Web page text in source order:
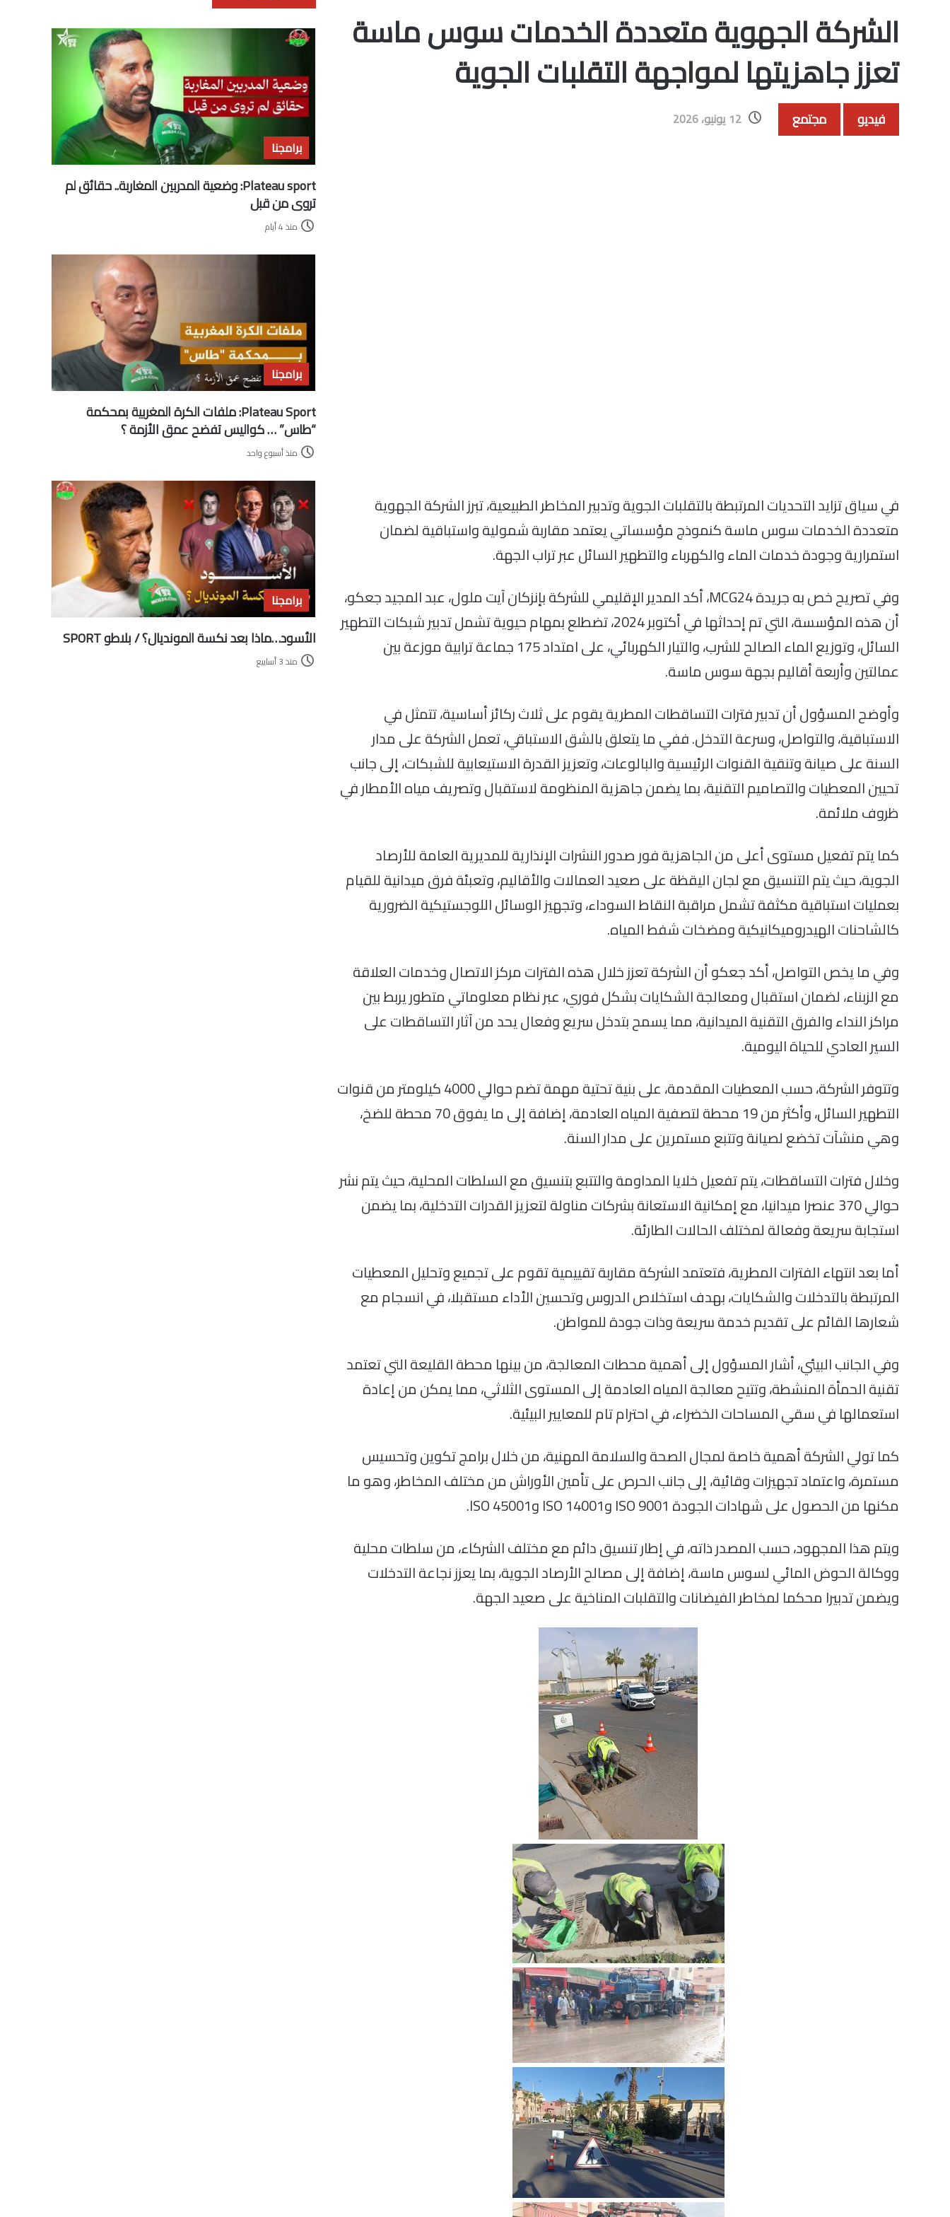
الشركة الجهوية متعددة الخدمات سوس ماسة
تعزز جاهزيتها لمواجهة التقلبات الجوية
فيديو مجتمع 12 يونيو، 2026
في سياق تزايد التحديات المرتبطة بالتقلبات الجوية وتدبير المخاطر الطبيعية، تبرز الشركة الجهوية
متعددة الخدمات سوس ماسة كنموذج مؤسساتي يعتمد مقاربة شمولية واستباقية لضمان
استمرارية وجودة خدمات الماء والكهرباء والتطهير السائل عبر تراب الجهة.
وفي تصريح خص به جريدة MCG24، أكد المدير الإقليمي للشركة بإنزكان آيت ملول، عبد المجيد جعكو،
أن هذه المؤسسة، التي تم إحداثها في أكتوبر 2024، تضطلع بمهام حيوية تشمل تدبير شبكات التطهير
السائل، وتوزيع الماء الصالح للشرب، والتيار الكهربائي، على امتداد 175 جماعة ترابية موزعة بين
عمالتين وأربعة أقاليم بجهة سوس ماسة.
وأوضح المسؤول أن تدبير فترات التساقطات المطرية يقوم على ثلاث ركائز أساسية، تتمثل في
الاستباقية، والتواصل، وسرعة التدخل. ففي ما يتعلق بالشق الاستباقي، تعمل الشركة على مدار
السنة على صيانة وتنقية القنوات الرئيسية والبالوعات، وتعزيز القدرة الاستيعابية للشبكات، إلى جانب
تحيين المعطيات والتصاميم التقنية، بما يضمن جاهزية المنظومة لاستقبال وتصريف مياه الأمطار في
ظروف ملائمة.
كما يتم تفعيل مستوى أعلى من الجاهزية فور صدور النشرات الإنذارية للمديرية العامة للأرصاد
الجوية، حيث يتم التنسيق مع لجان اليقظة على صعيد العمالات والأقاليم، وتعبئة فرق ميدانية للقيام
بعمليات استباقية مكثفة تشمل مراقبة النقاط السوداء، وتجهيز الوسائل اللوجستيكية الضرورية
كالشاحنات الهيدروميكانيكية ومضخات شفط المياه.
وفي ما يخص التواصل، أكد جعكو أن الشركة تعزز خلال هذه الفترات مركز الاتصال وخدمات العلاقة
مع الزبناء، لضمان استقبال ومعالجة الشكايات بشكل فوري، عبر نظام معلوماتي متطور يربط بين
مراكز النداء والفرق التقنية الميدانية، مما يسمح بتدخل سريع وفعال يحد من آثار التساقطات على
السير العادي للحياة اليومية.
وتتوفر الشركة، حسب المعطيات المقدمة، على بنية تحتية مهمة تضم حوالي 4000 كيلومتر من قنوات
التطهير السائل، وأكثر من 19 محطة لتصفية المياه العادمة، إضافة إلى ما يفوق 70 محطة للضخ،
وهي منشآت تخضع لصيانة وتتبع مستمرين على مدار السنة.
وخلال فترات التساقطات، يتم تفعيل خلايا المداومة والتتبع بتنسيق مع السلطات المحلية، حيث يتم نشر
حوالي 370 عنصرا ميدانيا، مع إمكانية الاستعانة بشركات مناولة لتعزيز القدرات التدخلية، بما يضمن
استجابة سريعة وفعالة لمختلف الحالات الطارئة.
أما بعد انتهاء الفترات المطرية، فتعتمد الشركة مقاربة تقييمية تقوم على تجميع وتحليل المعطيات
المرتبطة بالتدخلات والشكايات، بهدف استخلاص الدروس وتحسين الأداء مستقبلا، في انسجام مع
شعارها القائم على تقديم خدمة سريعة وذات جودة للمواطن.
وفي الجانب البيئي، أشار المسؤول إلى أهمية محطات المعالجة، من بينها محطة القليعة التي تعتمد
تقنية الحمأة المنشطة، وتتيح معالجة المياه العادمة إلى المستوى الثلاثي، مما يمكن من إعادة
استعمالها في سقي المساحات الخضراء، في احترام تام للمعايير البيئية.
كما تولي الشركة أهمية خاصة لمجال الصحة والسلامة المهنية، من خلال برامج تكوين وتحسيس
مستمرة، واعتماد تجهيزات وقائية، إلى جانب الحرص على تأمين الأوراش من مختلف المخاطر، وهو ما
مكنها من الحصول على شهادات الجودة ISO 9001 وISO 14001 وISO 45001.
ويتم هذا المجهود، حسب المصدر ذاته، في إطار تنسيق دائم مع مختلف الشركاء، من سلطات محلية
ووكالة الحوض المائي لسوس ماسة، إضافة إلى مصالح الأرصاد الجوية، بما يعزز نجاعة التدخلات
ويضمن تدبيرا محكما لمخاطر الفيضانات والتقلبات المناخية على صعيد الجهة.
برامجنا
Plateau sport: وضعية المدربين المغاربة.. حقائق لم
تروى من قبل
منذ 4 أيام
برامجنا
Plateau Sport: ملفات الكرة المغربية بمحكمة
“طاس” … كواليس تفضح عمق الأزمة ؟
منذ أسبوع واحد
برامجنا
الأسود…ماذا بعد نكسة المونديال؟ / بلاطو SPORT
منذ 3 أسابيع